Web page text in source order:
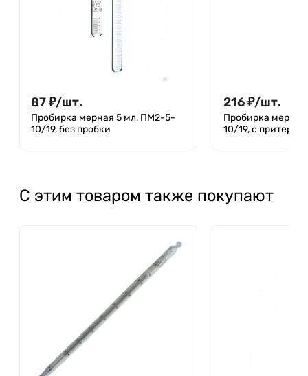
87₽/шт.
Пробирка мерная 5 мл, ПМ2-5-
10/19, без пробки
216₽/шт.
Пробирка
10/19, с
С этим товаром также покупают